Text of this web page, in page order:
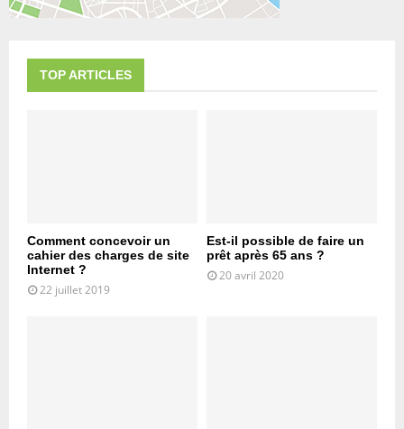
TOP ARTICLES
Comment concevoir un
cahier des charges de site
Internet ?
22 juillet 2019
Est-il possible de faire un
prêt après 65 ans ?
20 avril 2020